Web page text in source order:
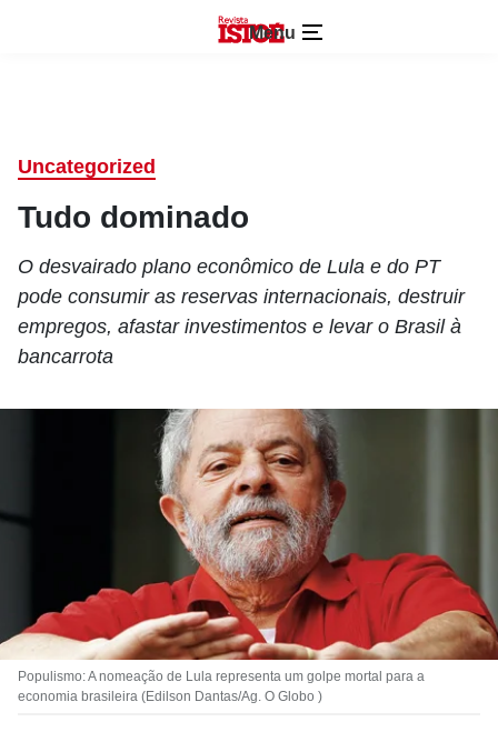
Menu
Uncategorized
Tudo dominado
O desvairado plano econômico de Lula e do PT
pode consumir as reservas internacionais, destruir
empregos, afastar investimentos e levar o Brasil à
bancarrota
Populismo: A nomeação de Lula representa um golpe mortal para a
economia brasileira (Edilson Dantas/Ag. O Globo )